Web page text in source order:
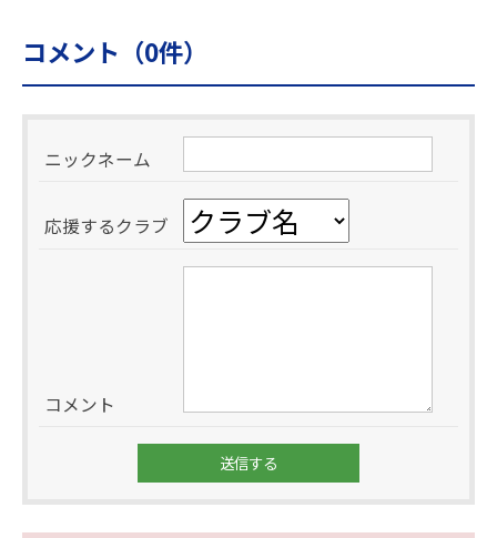
コメント（0件）
ニックネーム
応援するクラブ
コメント